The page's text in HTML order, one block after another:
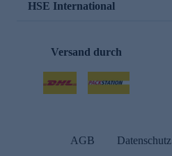
HSE International
Versand durch
AGB Datenschutz